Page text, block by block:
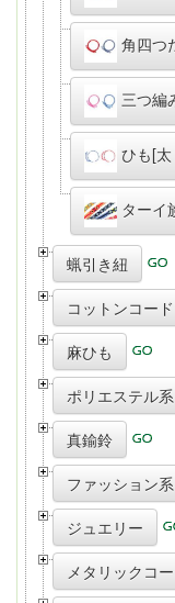
角四つ
三つ編
ひも[
ターイ
蝋引き紐
コットンコード
麻ひも
ポリエステル系
真鍮鈴
ファッション系
ジュエリー
メタリックコ